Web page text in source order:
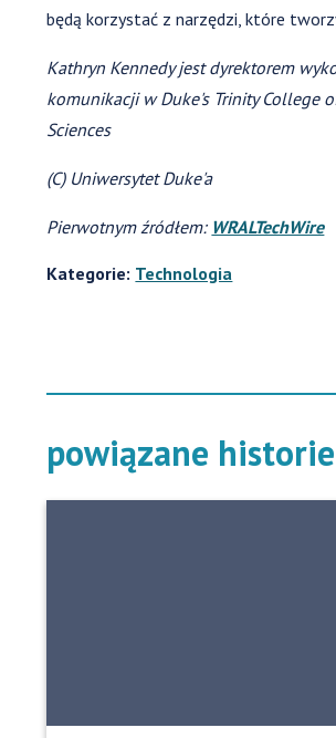
będą korzystać z narzędzi, które
Kathryn Kennedy jest dyrektorem
komunikacji w Duke's Trinity College
Sciences
(C) Uniwersytet Duke'a
Pierwotnym źródłem: WRALTechWire
Kategorie: Technologia
powiązane historie